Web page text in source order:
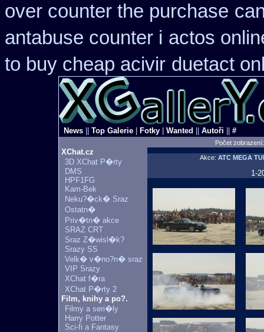
over counter the purchase
antabuse counter i actos
to buy cheap acivir duetact
News Top Galerie Fotky Wanted Autoři #
Počet
XChat.cz
3D XChat P�rty
DMS
HPF1FG
Kam-Bek
Neku?�ck� Sraz
Ostatn�
Priv�tn� akce
SRAZ CRT
Sraz Z�wisl�k?
Srazy SS
Velk� v�no?n� sraz
VIP Srazy
XChat f�ra
XChat P�rty 2
Film, knihy a po?.
Filmy a seri�ly
Harry Potter
Sci-fi a Fantasy
Akce: ATC MEGA
1-